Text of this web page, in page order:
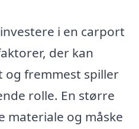
i en carport
der kan
og fremmest spiller
rolle. En større
og måske